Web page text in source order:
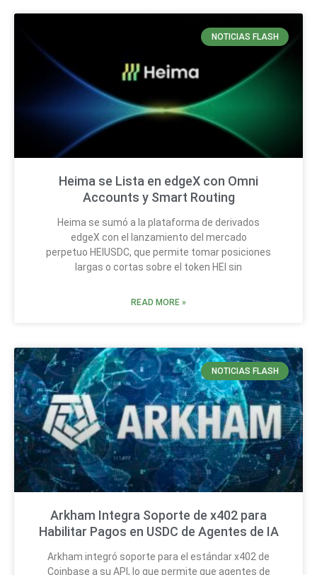
NOTICIAS FLASH
Heima se Lista en edgeX con Omni
Accounts y Smart Routing
Heima se sumó a la plataforma de derivados
edgeX con el lanzamiento del mercado
perpetuo HEIUSDC, que permite tomar posiciones
largas o cortas sobre el token HEI sin
READ MORE »
NOTICIAS FLASH
Arkham Integra Soporte de x402 para
Habilitar Pagos en USDC de Agentes de IA
Arkham integró soporte para el estándar x402 de
Coinbase a su API, lo que permite que agentes de